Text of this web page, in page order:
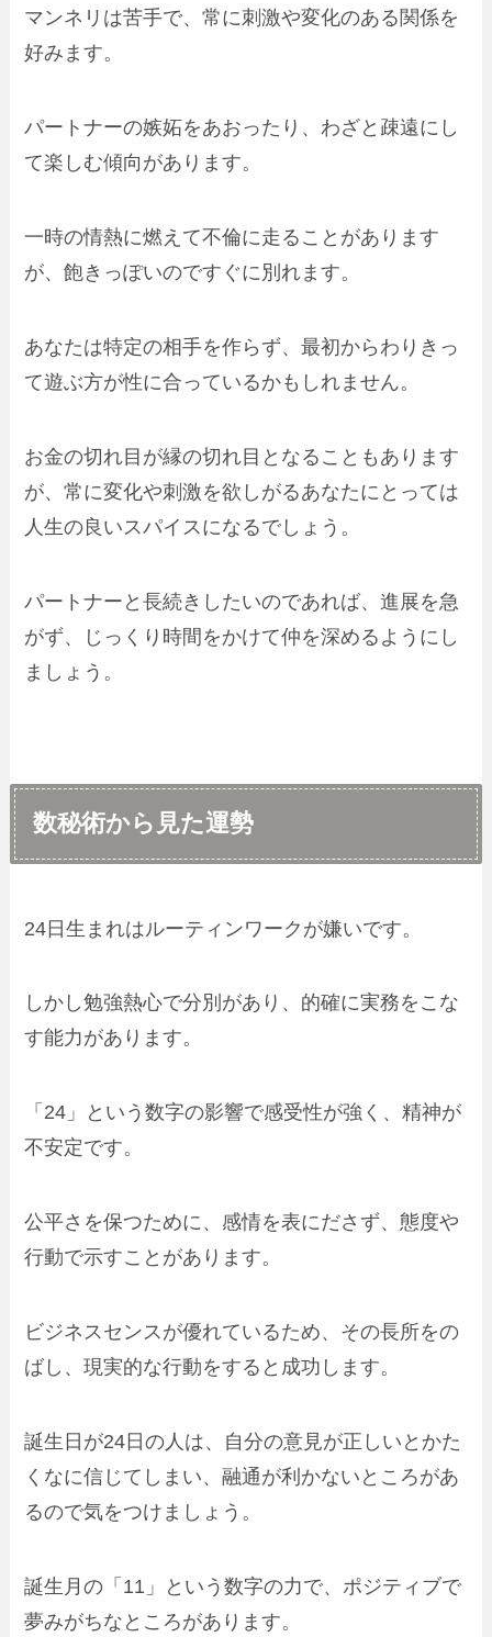
マンネリは苦手で、常に刺激や変化のある関係を
好みます。
パートナーの嫉妬をあおったり、わざと疎遠にし
て楽しむ傾向があります。
一時の情熱に燃えて不倫に走ることがあります
が、飽きっぽいのですぐに別れます。
あなたは特定の相手を作らず、最初からわりきっ
て遊ぶ方が性に合っているかもしれません。
お金の切れ目が縁の切れ目となることもあります
が、常に変化や刺激を欲しがるあなたにとっては
人生の良いスパイスになるでしょう。
パートナーと長続きしたいのであれば、進展を急
がず、じっくり時間をかけて仲を深めるようにし
ましょう。
数秘術から見た運勢
24日生まれはルーティンワークが嫌いです。
しかし勉強熱心で分別があり、的確に実務をこな
す能力があります。
「24」という数字の影響で感受性が強く、精神が
不安定です。
公平さを保つために、感情を表にださず、態度や
行動で示すことがあります。
ビジネスセンスが優れているため、その長所をの
ばし、現実的な行動をすると成功します。
誕生日が24日の人は、自分の意見が正しいとかた
くなに信じてしまい、融通が利かないところがあ
るので気をつけましょう。
誕生月の「11」という数字の力で、ポジティブで
夢みがちなところがあります。